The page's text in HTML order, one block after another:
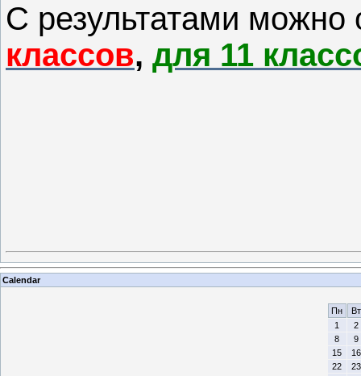
С результатами можно
классов, для 11
Calendar
Пн
Вт
1
2
8
9
15
16
22
23